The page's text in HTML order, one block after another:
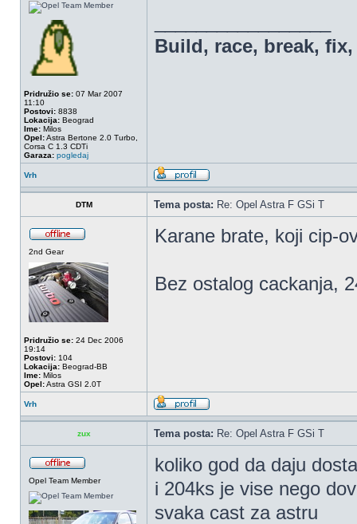
Pridružio se: 07 Mar 2007
11:10
Postovi: 8838
Lokacija: Beograd
Ime: Milos
Opel:Astra Bertone 2.0 Turbo,
Corsa C 1.3 CDTi
Garaza: pogledaj
Build, race, break, fix,
Vrh
DTM Tema posta: Re: Opel Astra F GSi T
2nd Gear
Pridružio se: 24 Dec 2006
19:14
Postovi: 104
Lokacija: Beograd-BB
Ime: Milos
Opel:Astra GSI 2.0T
Karane brate, koji cip-
Bez ostalog cackanja,
Vrh
zux Tema posta: Re: Opel Astra F GSi T
Opel Team Member
koliko god da daju
i 204ks je vise nego
svaka cast za astru